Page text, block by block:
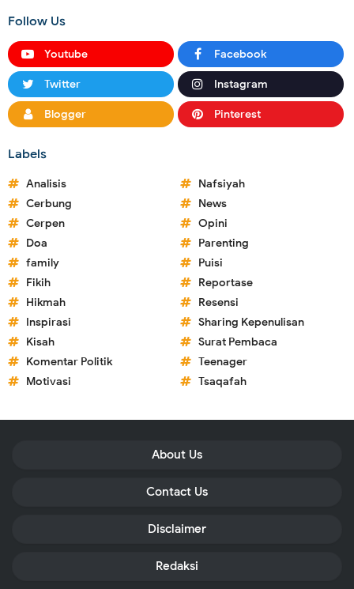
Follow Us
Youtube Facebook
Twitter Instagram
Blogger Pinterest
Labels
Analisis
Cerbung
Cerpen
Doa
family
Fikih
Hikmah
Inspirasi
Kisah
Komentar Politik
Motivasi
Nafsiyah
News
Opini
Parenting
Puisi
Reportase
Resensi
Sharing Kepenulisan
Surat Pembaca
Teenager
Tsaqafah
About Us
Contact Us
Disclaimer
Redaksi